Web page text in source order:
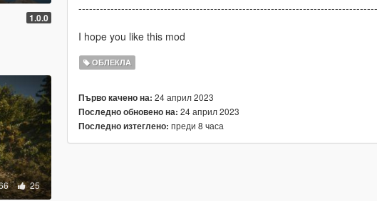
1.0.0
25
I hope you like this mod
ОБЛЕКЛА
Първо качено на: 24 април 2023
Последно обновено на: 24 април 2023
Последно изтеглено: преди 8 часа